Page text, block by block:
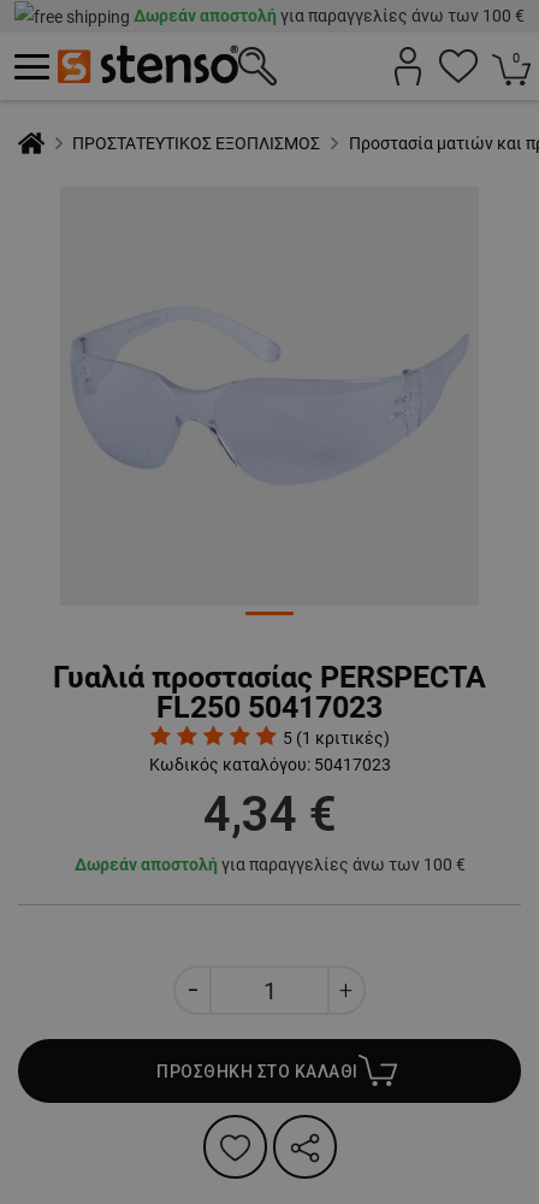
Δωρεάν αποστολή για παραγγελίες άνω των 100 €
0
ΠΡΟΣΤΑΤΕΥΤΙΚΟΣ ΕΞΟΠΛΙΣΜΟΣ Προστασία ματιών και
Γυαλιά προστασίας PERSPECTA
FL250 50417023
5 (1 κριτικές)
Κωδικός καταλόγου: 50417023
4,34 €
Δωρεάν αποστολή για παραγγελίες άνω των 100 €
ΠΡΟΣΘΗΚΗ ΣΤΟ ΚΑΛΑΘΙ